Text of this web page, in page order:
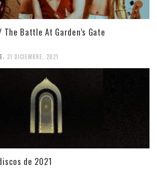
Battle At Garden’s Gate
, 31 DICIEMBRE, 2021
de 2021